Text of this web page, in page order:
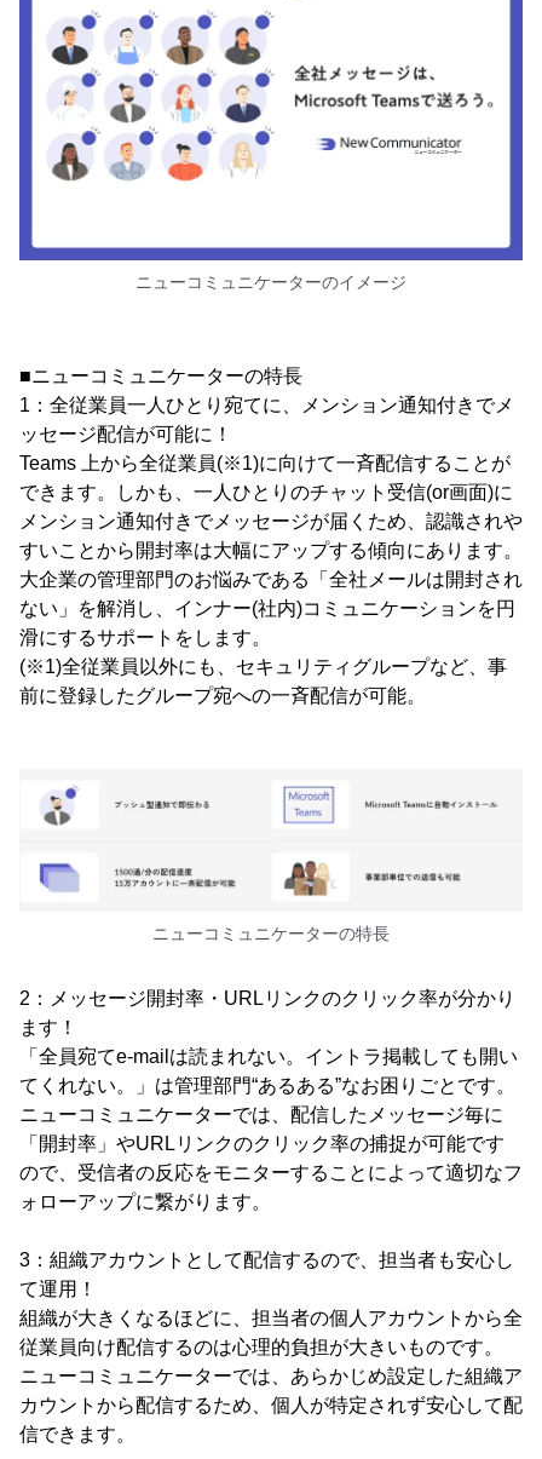
ニューコミュニケーターのイメージ
■ニューコミュニケーターの特長
1：全従業員一人ひとり宛てに、メンション通知付きでメ
ッセージ配信が可能に！
Teams 上から全従業員(※1)に向けて一斉配信することが
できます。しかも、一人ひとりのチャット受信(or画面)に
メンション通知付きでメッセージが届くため、認識されや
すいことから開封率は大幅にアップする傾向にあります。
大企業の管理部門のお悩みである「全社メールは開封され
ない」を解消し、インナー(社内)コミュニケーションを円
滑にするサポートをします。
(※1)全従業員以外にも、セキュリティグループなど、事
前に登録したグループ宛への一斉配信が可能。
ニューコミュニケーターの特長
2：メッセージ開封率・URLリンクのクリック率が分かり
ます！
「全員宛てe-mailは読まれない。イントラ掲載しても開い
てくれない。」は管理部門“あるある”なお困りごとです。
ニューコミュニケーターでは、配信したメッセージ毎に
「開封率」やURLリンクのクリック率の捕捉が可能です
ので、受信者の反応をモニターすることによって適切なフ
ォローアップに繋がります。
3：組織アカウントとして配信するので、担当者も安心し
て運用！
組織が大きくなるほどに、担当者の個人アカウントから全
従業員向け配信するのは心理的負担が大きいものです。
ニューコミュニケーターでは、あらかじめ設定した組織ア
カウントから配信するため、個人が特定されず安心して配
信できます。